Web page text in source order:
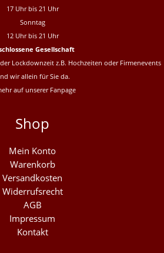
17 Uhr bis 21 Uhr
Sonntag
12 Uhr bis 21 Uhr
Gesellschaft
Lockdownzeit z.B. Hochzeiten oder Firmenevents
wir allein für Sie da.
auf unserer Fanpage
Shop
Mein Konto
Warenkorb
Versandkosten
Widerrufsrecht
AGB
Impressum
Kontakt